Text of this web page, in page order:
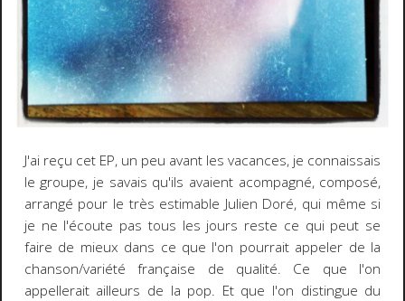
J'ai reçu cet EP, un peu avant les vacances, je connaissais
le groupe, je savais qu'ils avaient acompagné, composé,
arrangé pour le très estimable Julien Doré, qui même si
je ne l'écoute pas tous les jours reste ce qui peut se
faire de mieux dans ce que l'on pourrait appeler de la
chanson/variété française de qualité. Ce que l'on
appellerait ailleurs de la pop. Et que l'on distingue du